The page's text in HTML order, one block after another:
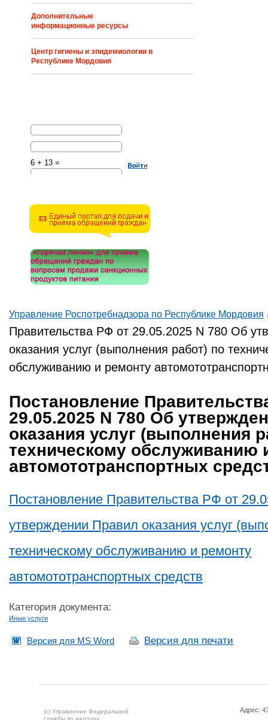
Дополнительные
информационные ресурсы
Центр гигиены и эпидемиологии в
Республике Мордовия
6 + 13 =
Вы здесь
Управление Роспотребнадзора по Республике Мордовия
Правительства РФ от 29.05.2025 N 780 Об
оказания услуг (выполнения работ) по
обслуживанию и ремонту
Постановление
29.05.2025 N 780 Об
оказания услуг (выполнения
техническому обслуживанию
автомототранспортных
Постановление Правительства РФ от
утверждении Правил оказания услуг
техническому обслуживанию и ремонту
автомототранспортных средств
Категория документа:
Иные услуги
Версия для MS Word Версия для печати
(c) Управление Федеральной
Адрес: